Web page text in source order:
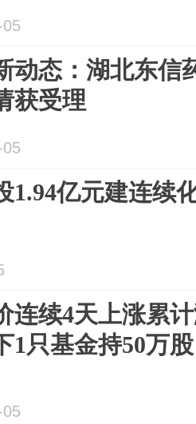
动态：湖北东信
获受理
1.94亿元建连续
连续4天上涨累
1只基金持50万